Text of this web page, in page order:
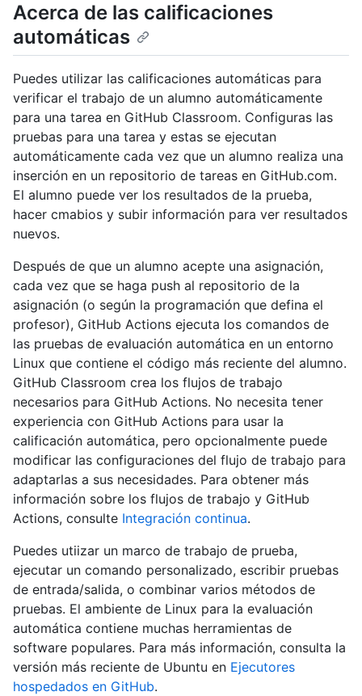
Acerca de las calificaciones
automáticas
Puedes utilizar las calificaciones automáticas para
verificar el trabajo de un alumno automáticamente
para una tarea en GitHub Classroom. Configuras las
pruebas para una tarea y estas se ejecutan
automáticamente cada vez que un alumno realiza una
inserción en un repositorio de tareas en GitHub.com.
El alumno puede ver los resultados de la prueba,
hacer cmabios y subir información para ver resultados
nuevos.
Después de que un alumno acepte una asignación,
cada vez que se haga push al repositorio de la
asignación (o según la programación que defina el
profesor), GitHub Actions ejecuta los comandos de
las pruebas de evaluación automática en un entorno
Linux que contiene el código más reciente del alumno.
GitHub Classroom crea los flujos de trabajo
necesarios para GitHub Actions. No necesita tener
experiencia con GitHub Actions para usar la
calificación automática, pero opcionalmente puede
modificar las configuraciones del flujo de trabajo para
adaptarlas a sus necesidades. Para obtener más
información sobre los flujos de trabajo y GitHub
Actions, consulte Integración continua.
Puedes utiizar un marco de trabajo de prueba,
ejecutar un comando personalizado, escribir pruebas
de entrada/salida, o combinar varios métodos de
pruebas. El ambiente de Linux para la evaluación
automática contiene muchas herramientas de
software populares. Para más información, consulta la
versión más reciente de Ubuntu en Ejecutores
hospedados en GitHub.